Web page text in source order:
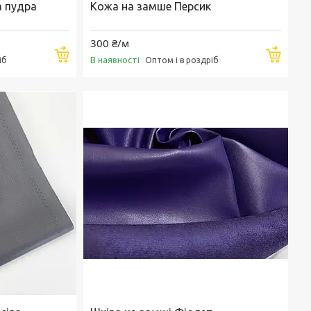
пудра
Купити
Кожа на замше Персик
300 ₴/м
В наявності Оптом і в роздріб